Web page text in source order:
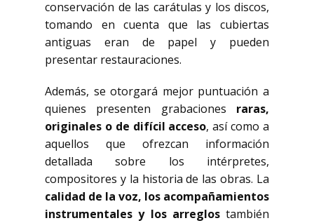
conservación de las carátulas y los discos,
tomando en cuenta que las cubiertas
antiguas eran de papel y pueden
presentar restauraciones.
Además, se otorgará mejor puntuación a
quienes presenten grabaciones raras,
originales o de difícil acceso, así como a
aquellos que ofrezcan información
detallada sobre los intérpretes,
compositores y la historia de las obras. La
calidad de la voz, los acompañamientos
instrumentales y los arreglostambién